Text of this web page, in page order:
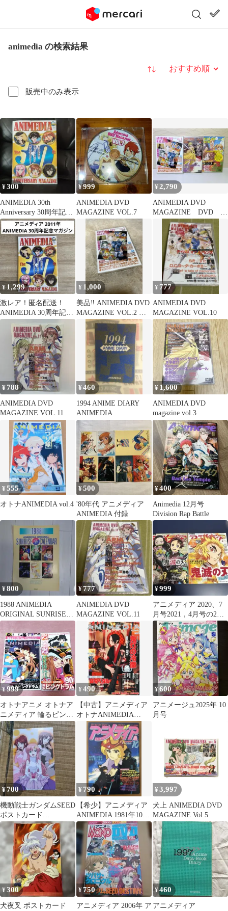
animedia の検索結果
販売中のみ表示
並び替え
¥300
ANIMEDIA 30th
Anniversary 30周年記念
雑誌
¥999
ANIMEDIA DVD
MAGAZINE VOL.7
¥ 2,790
ANIMEDIA DVD
MAGAZINE DVD ３
作品 まとめ
¥1,299
激レア！匿名配送！
ANIMEDIA 30周年記念
マガジン
¥ 1,000
美品‼️ ANIMEDIA DVD
MAGAZINE VOL.2 ア
ニメディア
¥ 777
ANIMEDIA DVD
MAGAZINE VOL.10
¥ 788
ANIMEDIA DVD
MAGAZINE VOL.11
¥460
1994 ANIME DIARY
ANIMEDIA
¥ 1,600
ANIMEDIA DVD
magazine vol.3
¥555
オトナANIMEDIA vol.4
¥500
'80年代 アニメディア
ANIMEDIA 付録
¥400
Animedia 12月号
Division Rap Battle
¥800
1988 ANIMEDIA
ORIGINAL SUNRISE
CALENDAR
¥777
ANIMEDIA DVD
MAGAZINE VOL.11
¥999
アニメディア 2020、7
月号2021，4月号の2冊
セット 鬼滅の刃
¥999
オトナアニメ オトナア
ニメディア 輪るピング
ドラム
¥490
【中古】アニメディア
オトナANIMEDIA
HYPER! Vol.2
¥600
アニメージュ2025年 10
月号
¥700
機動戦士ガンダムSEED
ポストカード
ANIMEDIA付録
¥ 790
【希少】アニメディア
ANIMEDIA 1981年10月
号（創刊4号）￼
¥ 3,997
犬上 ANIMEDIA DVD
MAGAZINE Vol 5
¥300
犬夜叉 ポストカード
¥750
アニメディア 2006年 ア
¥460
アニメディア